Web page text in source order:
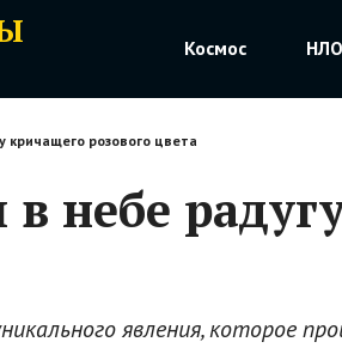
Космос НЛО
кричащего розового цвета
небе
явления, которое